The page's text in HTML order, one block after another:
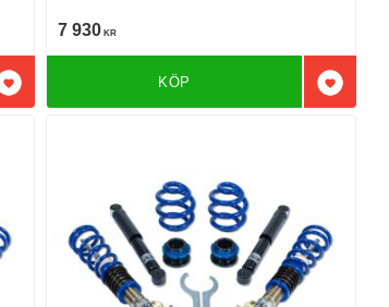
Lägg till i favoriter
7 930 KR
Lägg
KÖP